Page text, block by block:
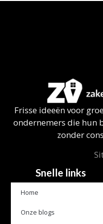
Frisse ideeën voor
ondernemers die hun
zonder
Snelle links
Home
Onze blogs